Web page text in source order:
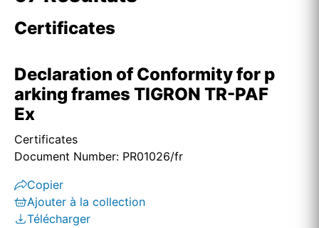
Certificates
Declaration of Conformity for p
arking frames TIGRON TR-PAF
Ex
Certificates
Document Number: PR01026/fr
Copier
Ajouter à la collection
Télécharger